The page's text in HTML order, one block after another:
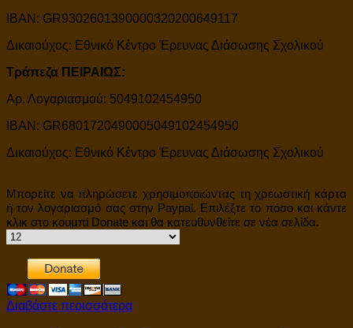
IBAN: GR9302601390000320200649117
Δικαιούχος: Εθνικό Κέντρο Έρευνας Διάσωσης Σχολικού
Τράπεζα ΠΕΙΡΑΙΩΣ:
Αρ. Λογαριασμού: 5049102454950
IBAN: GR6801720490005049102454950
Δικαιούχος: Εθνικό Κέντρο Έρευνας Διάσωσης Σχολικού
Μπορείτε να πληρώσετε χρησιμοποιώντας τη χρεωστική κάρτα
ή τον λογαριασμό σας στην Paypal. Επιλέξτε το πόσο και κάντε
κλικ στο κουμπί Donate και θα κατευθυνθείτε σε νέα σελίδα.
Διαβάστε περισσότερα